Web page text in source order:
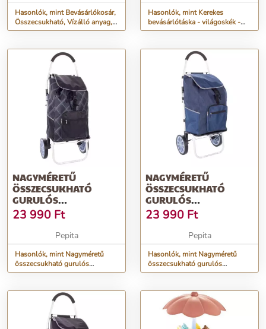
Hasonlók, mint Bevásárlókosár,
Összecsukható, Vízálló anyag,
Könnyen tisztítható...
Hasonlók, mint Kerekes
bevásárlótáska - világoskék -
100 x 36 x 25 cm
NAGYMÉRETŰ
ÖSSZECSUKHATÓ
GURULÓS
BEVÁSÁRLÓTÁSKA -
MINTÁS
23 990 Ft
Pepita
Hasonlók, mint Nagyméretű
összecsukható gurulós
bevásárlótáska - mintás
NAGYMÉRETŰ
ÖSSZECSUKHATÓ
GURULÓS
BEVÁSÁRLÓTÁSKA -
KÉK
23 990 Ft
Pepita
Hasonlók, mint Nagyméretű
összecsukható gurulós
bevásárlótáska - kék